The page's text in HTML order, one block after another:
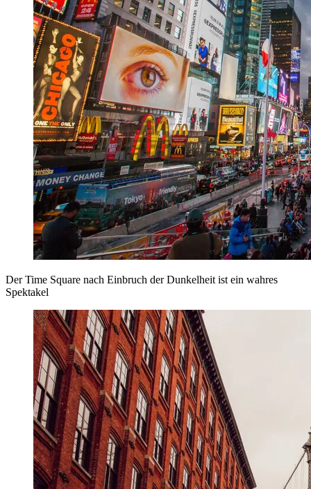
Der Time Square nach Einbruch der Dunkelheit ist ein wahres
Spektakel